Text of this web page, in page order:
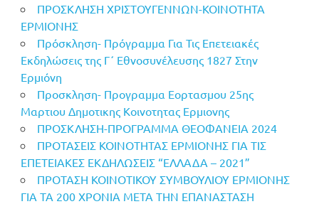
ΠΡΟΣΚΛΗΣΗ ΧΡΙΣΤΟΥΓΕΝΝΩΝ-ΚΟΙΝΟΤΗΤΑ
ΕΡΜΙΟΝΗΣ
Πρόσκληση- Πρόγραμμα Για Τις Επετειακές
Εκδηλώσεις της Γ΄ Εθνοσυνέλευσης 1827 Στην
Ερμιόνη
Προσκληση- Προγραμμα Εορτασμου 25ης
Μαρτιου Δημοτικης Κοινοτητας Ερμιονης
ΠΡΟΣΚΛΗΣΗ-ΠΡΟΓΡΑΜΜΑ ΘΕΟΦΑΝΕΙΑ 2024
ΠΡΟΤΑΣΕΙΣ ΚΟΙΝΟΤΗΤΑΣ ΕΡΜΙΟΝΗΣ ΓΙΑ ΤΙΣ
ΕΠΕΤΕΙΑΚΕΣ ΕΚΔΗΛΩΣΕΙΣ “ΕΛΛΑΔΑ – 2021”
ΠΡΟΤΑΣΗ ΚΟΙΝΟΤΙΚΟΥ ΣΥΜΒΟΥΛΙΟΥ ΕΡΜΙΟΝΗΣ
ΓΙΑ ΤΑ 200 ΧΡΟΝΙΑ ΜΕΤΑ ΤΗΝ ΕΠΑΝΑΣΤΑΣΗ